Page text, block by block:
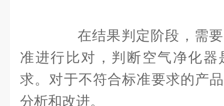
在结果判定阶段，需要
准进行比对，判断空气净化
求。对于不符合标准要求的产
分析和改进。